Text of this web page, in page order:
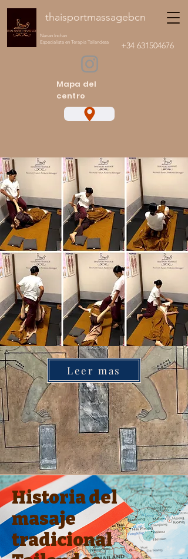
thaisportmassagebcn
+34 631504676
Nanan Inchan
Especialista en Terapia Tailandesa
Mapa del
centro
Leer mas
Historia del
masaje
tradicional